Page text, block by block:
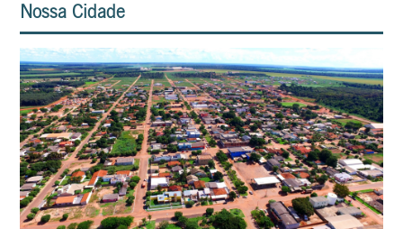
Nossa Cidade